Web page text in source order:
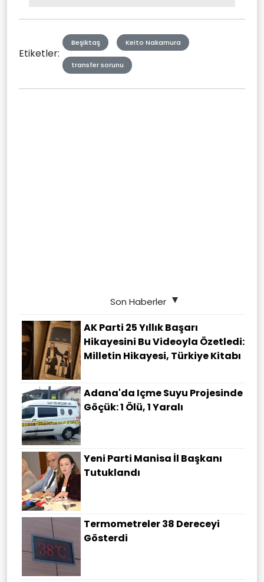
Etiketler:
Beşiktaş Keito Nakamura
transfer sorunu
Son Haberler
AK Parti 25 Yıllık Başarı
Hikayesini Bu Videoyla Özetledi:
Milletin Hikayesi, Türkiye Kitabı
Adana'da Içme Suyu Projesinde
Göçük: 1 Ölü, 1 Yaralı
Yeni Parti Manisa İl Başkanı
Tutuklandı
Termometreler 38 Dereceyi
Gösterdi